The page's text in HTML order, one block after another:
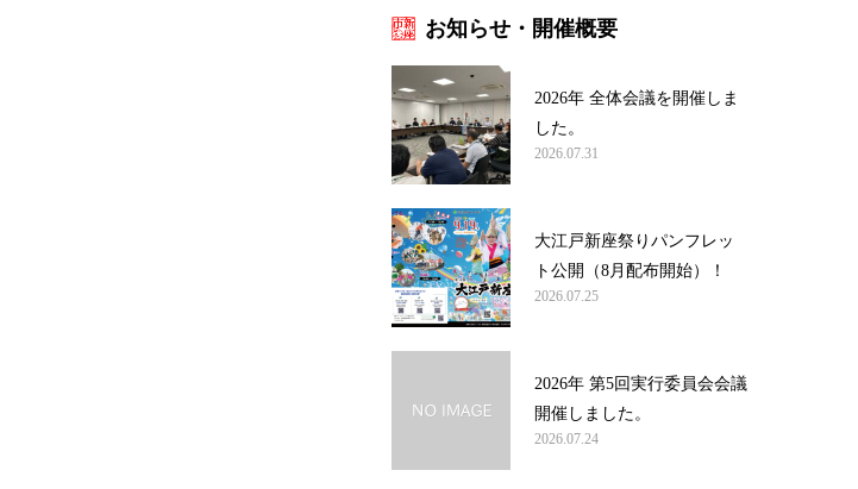
お知らせ・開催概要
2026年 全体会議を開催しま
した。
2026.07.31
大江戸新座祭りパンフレッ
ト公開（8月配布開始）！
2026.07.25
2026年 第5回実行委員会会議
開催しました。
2026.07.24